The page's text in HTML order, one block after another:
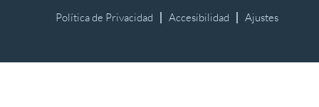
Política de Privacidad Accesibilidad Ajustes